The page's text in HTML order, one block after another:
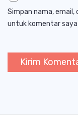
Simpan nama, email,
untuk komentar